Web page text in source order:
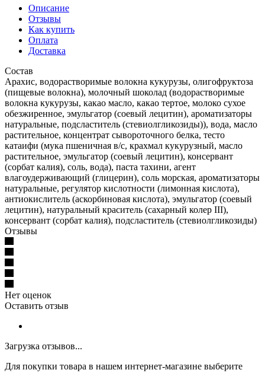
Описание
Отзывы
Как купить
Оплата
Доставка
Состав
Арахис, водорастворимые волокна кукурузы, олигофруктоза
(пищевые волокна), молочный шоколад (водорастворимые
волокна кукурузы, какао масло, какао тертое, молоко сухое
обезжиренное, эмульгатор (соевый лецитин), ароматизаторы
натуральные, подсластитель (стевиолгликозиды)), вода, масло
растительное, концентрат сывороточного белка, тесто
катаифи (мука пшеничная в/с, крахмал кукурузный, масло
растительное, эмульгатор (соевый лецитин), консервант
(сорбат калия), соль, вода), паста тахини, агент
влагоудерживающий (глицерин), соль морская, ароматизаторы
натуральные, регулятор кислотности (лимонная кислота),
антиокислитель (аскорбиновая кислота), эмульгатор (соевый
лецитин), натуральный краситель (сахарный колер III),
консервант (сорбат калия), подсластитель (стевиолгликозиды)
Отзывы
Нет оценок
Оставить отзыв
Загрузка отзывов...
Для покупки товара в нашем интернет-магазине выберите